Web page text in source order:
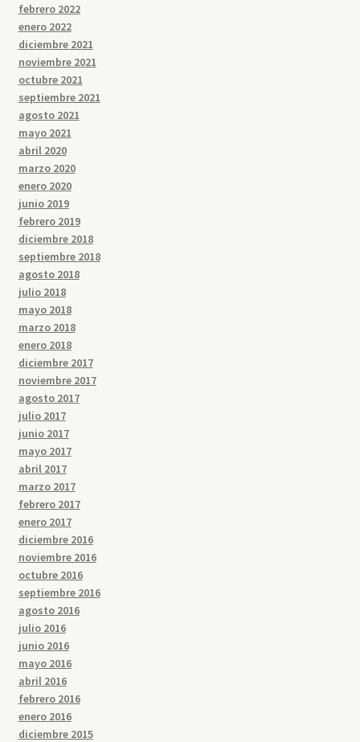
febrero 2022
enero 2022
diciembre 2021
noviembre 2021
octubre 2021
septiembre 2021
agosto 2021
mayo 2021
abril 2020
marzo 2020
enero 2020
junio 2019
febrero 2019
diciembre 2018
septiembre 2018
agosto 2018
julio 2018
mayo 2018
marzo 2018
enero 2018
diciembre 2017
noviembre 2017
agosto 2017
julio 2017
junio 2017
mayo 2017
abril 2017
marzo 2017
febrero 2017
enero 2017
diciembre 2016
noviembre 2016
octubre 2016
septiembre 2016
agosto 2016
julio 2016
junio 2016
mayo 2016
abril 2016
febrero 2016
enero 2016
diciembre 2015